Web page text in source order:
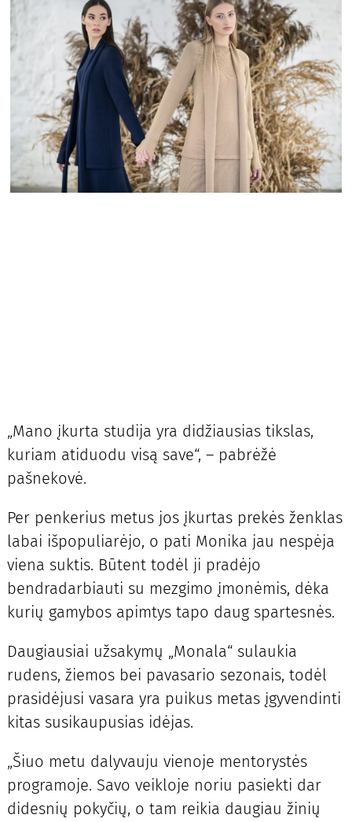
„Mano įkurta studija yra didžiausias tikslas,
kuriam atiduodu visą save“, – pabrėžė
pašnekovė.
Per penkerius metus jos įkurtas prekės ženklas
labai išpopuliarėjo, o pati Monika jau nespėja
viena suktis. Būtent todėl ji pradėjo
bendradarbiauti su mezgimo įmonėmis, dėka
kurių gamybos apimtys tapo daug spartesnės.
Daugiausiai užsakymų „Monala“ sulaukia
rudens, žiemos bei pavasario sezonais, todėl
prasidėjusi vasara yra puikus metas įgyvendinti
kitas susikaupusias idėjas.
„Šiuo metu dalyvauju vienoje mentorystės
programoje. Savo veikloje noriu pasiekti dar
didesnių pokyčių, o tam reikia daugiau žinių